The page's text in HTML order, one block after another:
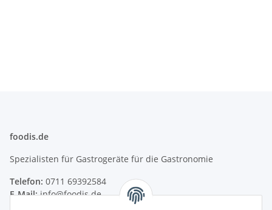
foodis.de
Spezialisten für Gastrogeräte für die Gastronomie
Telefon: 0711 69392584
E-Mail:info@foodis.de